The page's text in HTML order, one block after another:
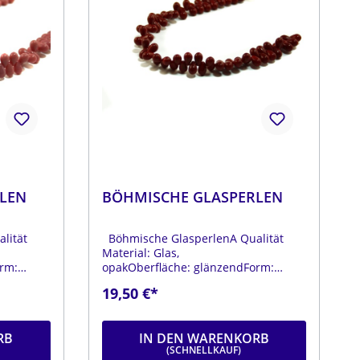
OHRSTECKER
OHRCLIPS
CREOLEN
ca.
BÖHMISCHE GLASPERLEN
Böhmische GlasperlenA Qualität
Material: Glas,
opakOberfläche: glänzendForm:
mmLänge: ca. 9 mmStrang: Länge ca.
19,50 €*
IN DEN WARENKORB